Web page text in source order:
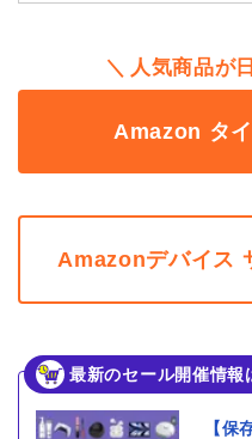
人気商品が
Amazon タ
Amazonデバイス
最新のセール開催情報
【